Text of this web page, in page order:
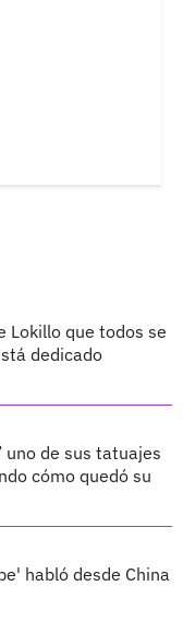
Lokillo que todos se
dedicado
uno de sus tatuajes
cómo quedó su
habló desde China